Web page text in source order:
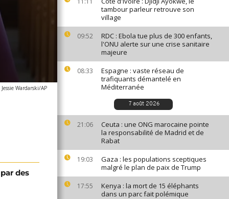
tambour parleur retrouve son
village
09:52
RDC : Ebola tue plus de 300 enfants,
l'ONU alerte sur une crise sanitaire
majeure
08:33
Espagne : vaste réseau de
trafiquants démantelé en
Méditerranée
7 août 2026
21:06
Ceuta : une ONG marocaine pointe
la responsabilité de Madrid et de
Rabat
19:03
Gaza : les populations sceptiques
malgré le plan de paix de Trump
17:55
Kenya : la mort de 15 éléphants
dans un parc fait polémique
Jessie Wardarski/AP
des